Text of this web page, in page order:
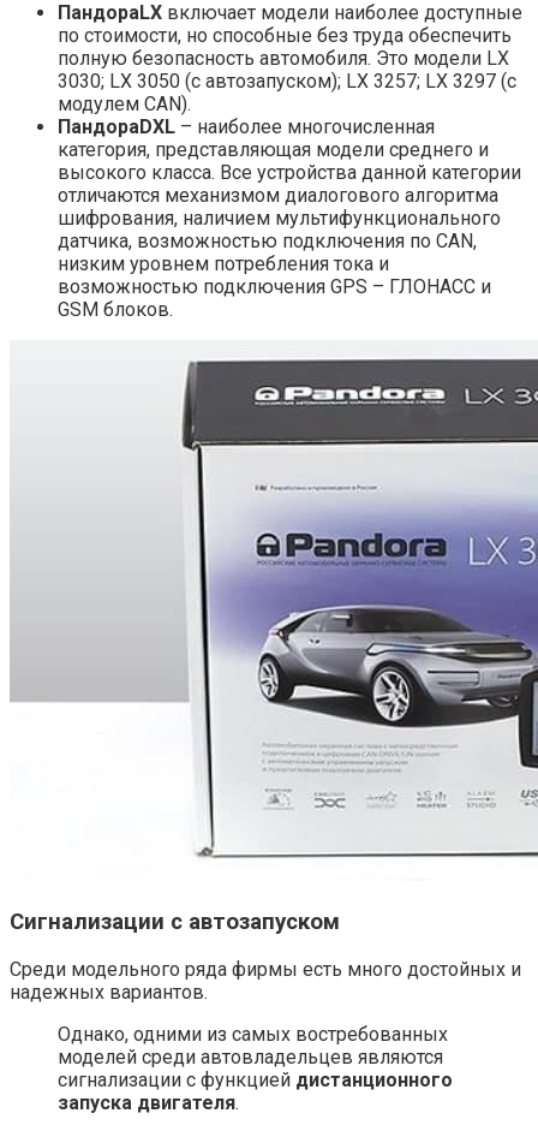
ПандораLX включает модели наиболее доступные
по стоимости, но способные без труда обеспечить
полную безопасность автомобиля. Это модели LX
3030; LX 3050 (с автозапуском); LX 3257;​ LX 3297 (с
модулем CAN).
ПандораDXL – наиболее многочисленная
категория, представляющая модели среднего и
высокого класса. Все устройства данной категории
отличаются механизмом диалогового алгоритма
шифрования, наличием мультифункционального
датчика, возможностью подключения по CAN,
низким уровнем потребления тока и
возможностью подключения GPS – ГЛОНАСС и
GSM блоков.
Сигнализации с автозапуском
Среди модельного ряда фирмы есть много достойных и
надежных вариантов.
Однако, одними из самых востребованных
моделей среди автовладельцев являются
сигнализации с функцией дистанционного
запуска двигателя.